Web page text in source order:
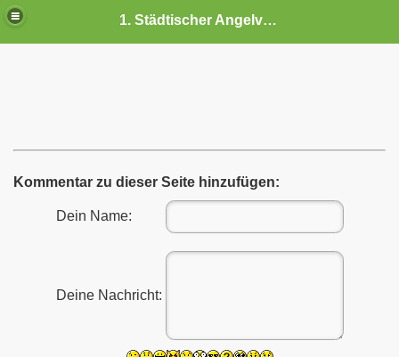
1. Städtischer Angelverein Luckau
Kommentar zu dieser Seite hinzufügen:
Dein Name:
Deine Nachricht: